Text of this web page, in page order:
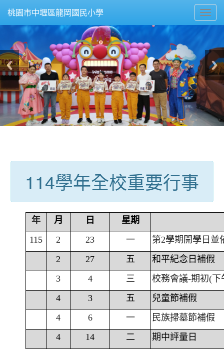
桃園市中壢區龍岡國民小學
114學年全校重要行事
年 月 日
星期
115
2 23 一
第2學期開學日並
2
27 五
和平紀念日補假
3
4 三
校務會議-期初(下
4
3 五
兒童節補假
4
6 一
民族掃墓節補假
4
14 二
期中評量日